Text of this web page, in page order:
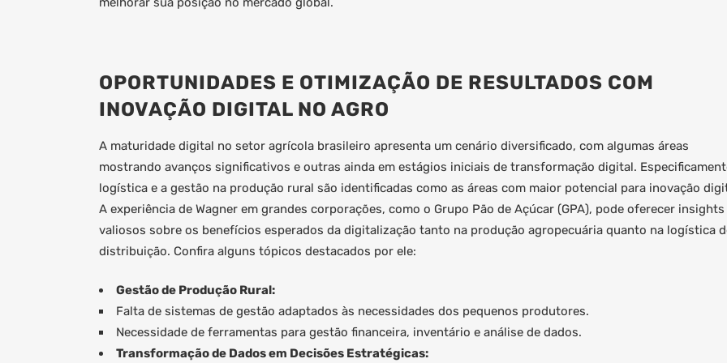
OPORTUNIDADES E OTIMIZAÇÃO DE RESULTADOS COM
INOVAÇÃO DIGITAL NO AGRO
A maturidade digital no setor agrícola brasileiro apresenta um cenário diversificado, com algumas áreas
mostrando avanços significativos e outras ainda em estágios iniciais de transformação digital.
logística e a gestão na produção rural são identificadas como as áreas com maior potencial para inovação
A experiência de Wagner em grandes corporações, como o Grupo Pão de Açúcar (GPA), pode oferecer insights
valiosos sobre os benefícios esperados da digitalização tanto na produção agropecuária quanto na logística
distribuição. Confira alguns tópicos destacados por ele:
Gestão de Produção Rural:
Falta de sistemas de gestão adaptados às necessidades dos pequenos produtores.
Necessidade de ferramentas para gestão financeira, inventário e análise de dados.
Transformação de Dados em Decisões Estratégicas: